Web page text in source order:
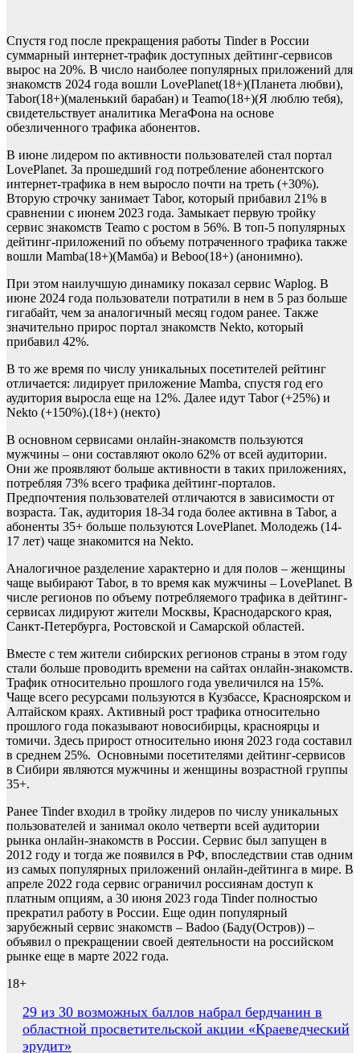
Спустя год после прекращения работы Tinder в России
суммарный интернет-трафик доступных дейтинг-сервисов
вырос на 20%. В число наиболее популярных приложений для
знакомств 2024 года вошли LovePlanet(18+)(Планета любви),
Tabor(18+)(маленький барабан) и Teamo(18+)(Я люблю тебя),
свидетельствует аналитика МегаФона на основе
обезличенного трафика абонентов.
В июне лидером по активности пользователей стал портал
LovePlanet. За прошедший год потребление абонентского
интернет-трафика в нем выросло почти на треть (+30%).
Вторую строчку занимает Tabor, который прибавил 21% в
сравнении с июнем 2023 года. Замыкает первую тройку
сервис знакомств Teamo с ростом в 56%. В топ-5 популярных
дейтинг-приложений по объему потраченного трафика также
вошли Mamba(18+)(Мамба) и Beboo(18+) (анонимно).
При этом наилучшую динамику показал сервис Waplog. В
июне 2024 года пользователи потратили в нем в 5 раз больше
гигабайт, чем за аналогичный месяц годом ранее. Также
значительно прирос портал знакомств Nekto, который
прибавил 42%.
В то же время по числу уникальных посетителей рейтинг
отличается: лидирует приложение Mamba, спустя год его
аудитория выросла еще на 12%. Далее идут Tabor (+25%) и
Nekto (+150%).(18+) (некто)
В основном сервисами онлайн-знакомств пользуются
мужчины – они составляют около 62% от всей аудитории.
Они же проявляют больше активности в таких приложениях,
потребляя 73% всего трафика дейтинг-порталов.
Предпочтения пользователей отличаются в зависимости от
возраста. Так, аудитория 18-34 года более активна в Tabor, а
абоненты 35+ больше пользуются LovePlanet. Молодежь (14-
17 лет) чаще знакомится на Nekto.
Аналогичное разделение характерно и для полов – женщины
чаще выбирают Tabor, в то время как мужчины – LovePlanet. В
числе регионов по объему потребляемого трафика в дейтинг-
сервисах лидируют жители Москвы, Краснодарского края,
Санкт-Петербурга, Ростовской и Самарской областей.
Вместе с тем жители сибирских регионов страны в этом году
стали больше проводить времени на сайтах онлайн-знакомств.
Трафик относительно прошлого года увеличился на 15%.
Чаще всего ресурсами пользуются в Кузбассе, Красноярском и
Алтайском краях. Активный рост трафика относительно
прошлого года показывают новосибирцы, красноярцы и
томичи. Здесь прирост относительно июня 2023 года составил
в среднем 25%. Основными посетителями дейтинг-сервисов
в Сибири являются мужчины и женщины возрастной группы
35+.
Ранее Tinder входил в тройку лидеров по числу уникальных
пользователей и занимал около четверти всей аудитории
рынка онлайн-знакомств в России. Сервис был запущен в
2012 году и тогда же появился в РФ, впоследствии став одним
из самых популярных приложений онлайн-дейтинга в мире. В
апреле 2022 года сервис ограничил россиянам доступ к
платным опциям, а 30 июня 2023 года Tinder полностью
прекратил работу в России. Еще один популярный
зарубежный сервис знакомств – Badoo (Баду(Остров)) –
объявил о прекращении своей деятельности на российском
рынке еще в марте 2022 года.
18+
Навигация
по
29 из 30 возможных баллов набрал бердчанин в
областной просветительской акции «Краеведческий
эрудит»